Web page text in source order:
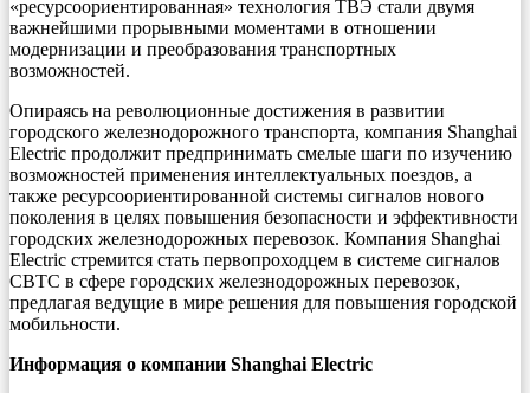
«ресурсоориентированная» технология ТВЭ стали двумя
важнейшими прорывными моментами в отношении
модернизации и преобразования транспортных
возможностей.
Опираясь на революционные достижения в развитии
городского железнодорожного транспорта, компания Shanghai
Electric продолжит предпринимать смелые шаги по изучению
возможностей применения интеллектуальных поездов, а
также ресурсоориентированной системы сигналов нового
поколения в целях повышения безопасности и эффективности
городских железнодорожных перевозок. Компания Shanghai
Electric стремится стать первопроходцем в системе сигналов
CBTC в сфере городских железнодорожных перевозок,
предлагая ведущие в мире решения для повышения городской
мобильности.
Информация о компании Shanghai Electric